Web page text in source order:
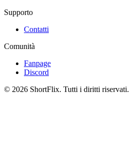
Supporto
Contatti
Comunità
Fanpage
Discord
© 2026 ShortFlix. Tutti i diritti riservati.